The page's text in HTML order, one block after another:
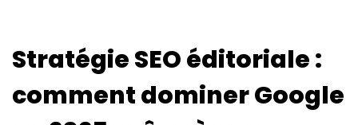
Stratégie SEO éditoriale :
comment dominer Google